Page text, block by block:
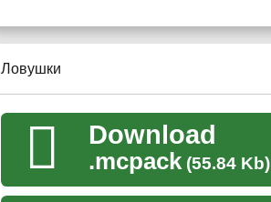
Ловушки
Download
.mcpack(55.84 Kb)